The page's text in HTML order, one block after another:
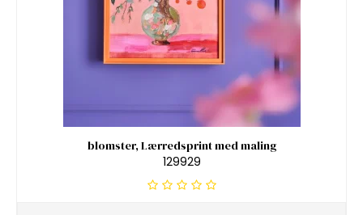
blomster, Lærredsprint med maling
129929